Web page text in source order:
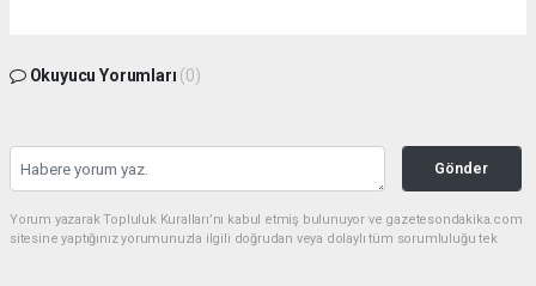
Okuyucu Yorumları (0)
Gönder
Yorum yazarak Topluluk Kuralları’nı kabul etmiş bulunuyor ve gazetesondakika.com
sitesine yaptığınız yorumunuzla ilgili doğrudan veya dolaylı tüm sorumluluğu tek